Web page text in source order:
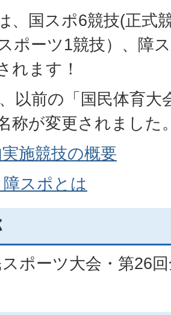
、国スポ6競技(正式
ポーツ1競技）、障
れます！
以前の「国民体育大
称が変更されました
施競技の概要
スポとは
ポーツ大会・第26